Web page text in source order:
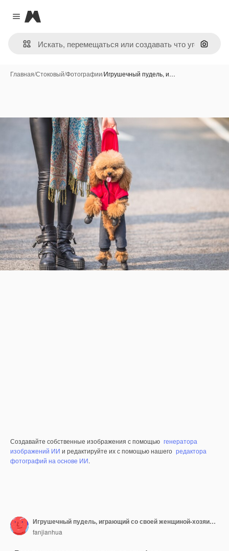
Close menu
Magnific
Поиск
Главная/Стоковый/Фотографии/Игрушечный пудель, и…
Создавайте собственные изображения с помощью генератора
изображений ИИ и редактируйте их с помощью нашего редактора
фотографий на основе ИИ.
Игрушечный пудель, играющий со своей женщиной-хозяином
fanjianhua